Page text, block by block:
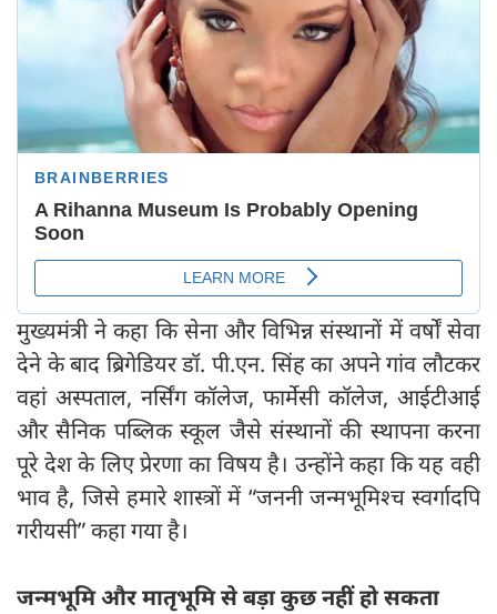
मुख्यमंत्री ने कहा कि सेना और विभिन्न संस्थानों में वर्षों सेवा
देने के बाद ब्रिगेडियर डॉ. पी.एन. सिंह का अपने गांव लौटकर
वहां अस्पताल, नर्सिंग कॉलेज, फार्मेसी कॉलेज, आईटीआई
और सैनिक पब्लिक स्कूल जैसे संस्थानों की स्थापना करना
पूरे देश के लिए प्रेरणा का विषय है। उन्होंने कहा कि यह वही
भाव है, जिसे हमारे शास्त्रों में “जननी जन्मभूमिश्च स्वर्गादपि
गरीयसी” कहा गया है।
जन्मभूमि और मातृभूमि से बड़ा कुछ नहीं हो सकता